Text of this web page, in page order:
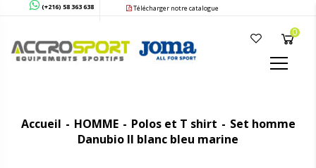
(+216) 58 363 638 Télécharger notre catalogue
0
Accueil HOMME Polos et T shirt
Set homme
Danubio II blanc bleu marine